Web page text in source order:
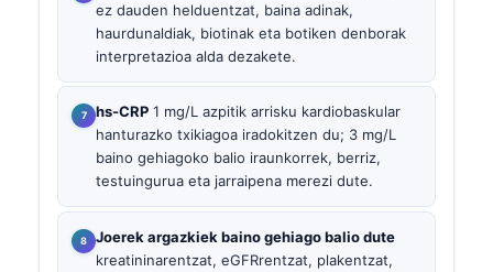
ez dauden helduentzat, baina adinak,
haurdunaldiak, biotinak eta botiken denborak
interpretazioa alda dezakete.
hs-CRP 1 mg/L azpitik arrisku kardiobaskular
hanturazko txikiagoa iradokitzen du; 3 mg/L
baino gehiagoko balio iraunkorrek, berriz,
testuingurua eta jarraipena merezi dute.
Joerek argazkiek baino gehiago balio dute
kreatininarentzat, eGFRrentzat, plakentzat,